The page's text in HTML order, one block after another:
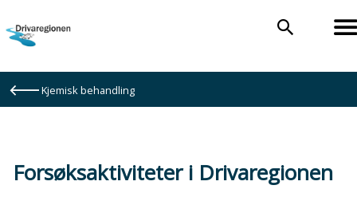
her:
Kjemisk behandling
Forsøksaktiviteter i Drivaregionen